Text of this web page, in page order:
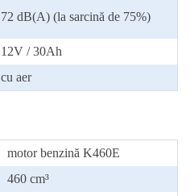
72 dB(A) (la sarcină de 75%)
12V / 30Ah
cu aer
motor benzină K460E
460 cm³